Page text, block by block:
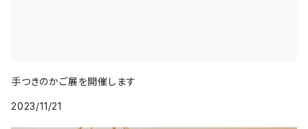
手つきのかご展を開催します
2023/11/21